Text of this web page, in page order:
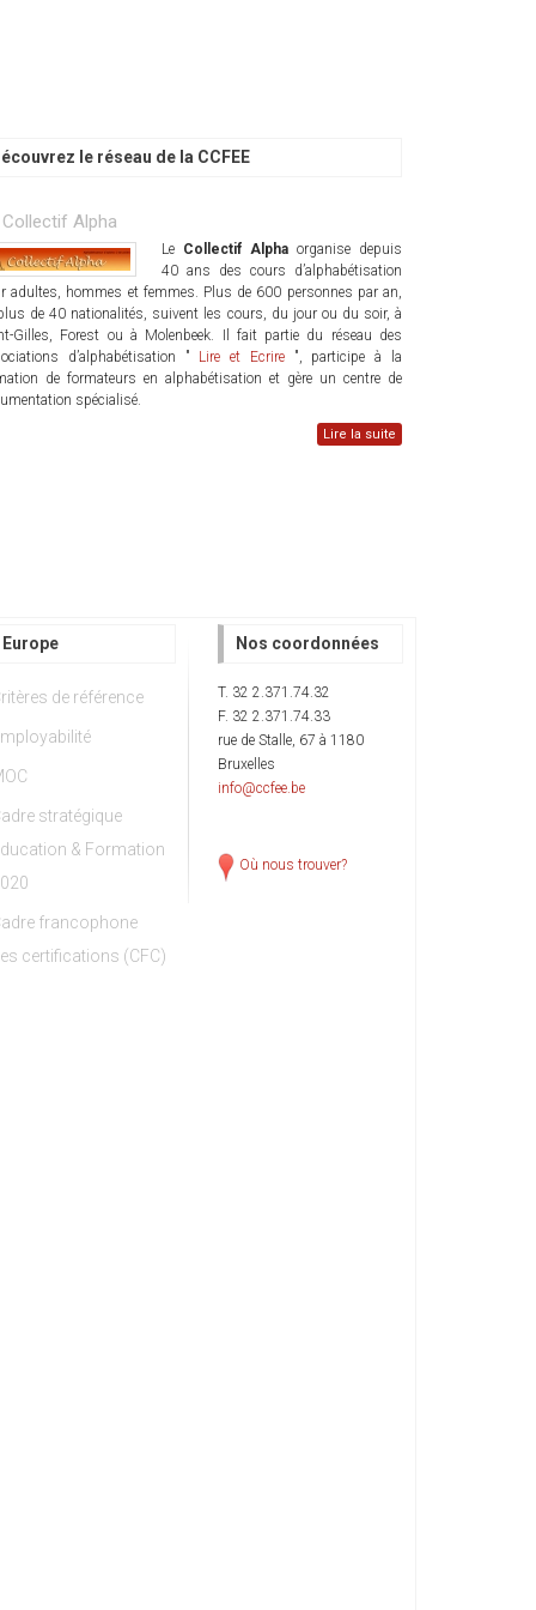
le réseau de la CCFEE
Alpha
Le Collectif Alpha organise depuis
40 ans des cours d’alphabétisation
adultes, hommes et femmes. Plus de 600 personnes par an,
de 40 nationalités, suivent les cours, du jour ou du soir, à
Gilles, Forest ou à Molenbeek. Il fait partie du réseau des
d’alphabétisation " Lire et Ecrire", participe à la
de formateurs en alphabétisation et gère un centre de
spécialisé.
Lire la suite
Europe
de référence
stratégique
& Formation
francophone
certifications (CFC)
Nos coordonnées
T. 32 2.371.74.32
F. 32 2.371.74.33
rue de Stalle, 67 à 1180
Bruxelles
info@ccfee.be
Où nous trouver?